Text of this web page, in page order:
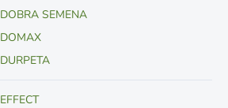
DOBRA SEMENA
DOMAX
DURPETA
EFFECT